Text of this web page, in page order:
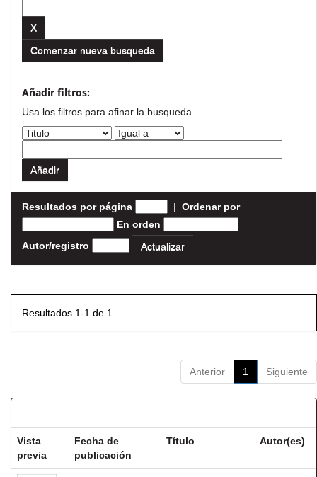
Comenzar nueva busqueda
Añadir filtros:
Usa los filtros para afinar la busqueda.
Resultados por página | Ordenar por
En orden
Autor/registro
Resultados 1-1 de 1.
Anterior 1 Siguiente
Vista
previa
Fecha de
publicación
Título Autor(es)